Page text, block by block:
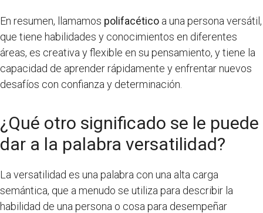
En resumen, llamamos polifacético a una persona versátil,
que tiene habilidades y conocimientos en diferentes
áreas, es creativa y flexible en su pensamiento, y tiene la
capacidad de aprender rápidamente y enfrentar nuevos
desafíos con confianza y determinación.
¿Qué otro significado se le puede
dar a la palabra versatilidad?
La versatilidad es una palabra con una alta carga
semántica, que a menudo se utiliza para describir la
habilidad de una persona o cosa para desempeñar